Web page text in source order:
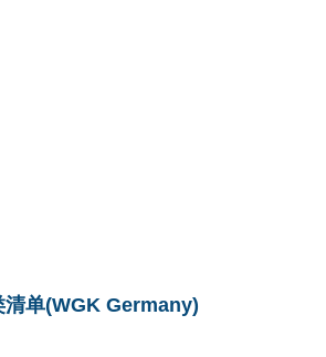
单(WGK Germany)